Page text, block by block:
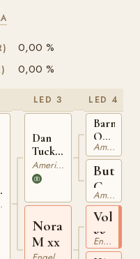
0,00 %
0,00 %
LED 3
Dan
Tucker
U0075460
American Quarterhorse
Nora
M xx
LED 4
Barney
Owens
American Quarterhorse
Butt
CutAmerican Quarterhorse
xxEngelskt Fullblod